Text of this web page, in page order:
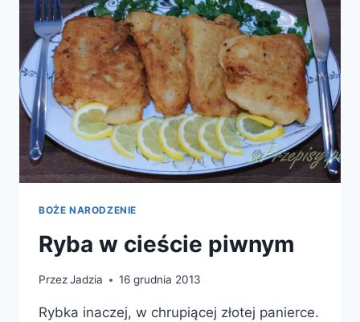
BOŻE NARODZENIE
Ryba w cieście piwnym
PrzezJadzia 16 grudnia 2013
Rybka inaczej, w chrupiącej złotej panierce.